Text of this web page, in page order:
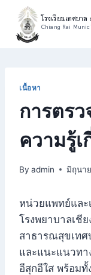
content
โรงเรียนเทศบา
Chiang Rai
เนื้อหา
การตร
ความรู้
By admin มิถุนา
หน่วยแพทย์แล
โรงพยาบาลเชี
สาธารณสุขเทศ
และแนะแนวทา
อีสุกอีใส พร้อม